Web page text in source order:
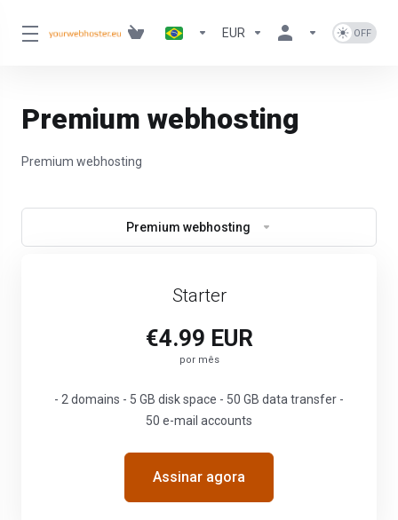
EUR
Premium webhosting
Premium webhosting
Premium webhosting
Starter
€4.99 EUR
por mês
- 2 domains - 5 GB disk space - 50 GB data transfer -
50 e-mail accounts
Assinar agora